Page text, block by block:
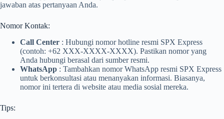
jawaban atas pertanyaan Anda.
Nomor Kontak:
Call Center : Hubungi nomor hotline resmi SPX Express
(contoh: +62 XXX-XXXX-XXXX). Pastikan nomor yang
Anda hubungi berasal dari sumber resmi.
WhatsApp : Tambahkan nomor WhatsApp resmi SPX Express
untuk berkonsultasi atau menanyakan informasi. Biasanya,
nomor ini tertera di website atau media sosial mereka.
Tips: